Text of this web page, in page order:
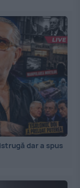
dar a spus